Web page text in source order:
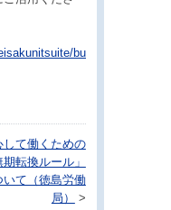
bunya/
して働くための
期転換ルール」
いて（徳島労働
局）
>